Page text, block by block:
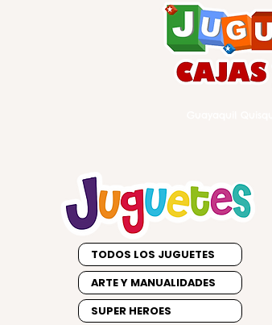
TODOS LOS JUGUETES
ARTE Y MANUALIDADES
SUPER HEROES